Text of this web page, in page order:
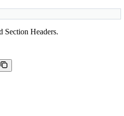
Section Headers.